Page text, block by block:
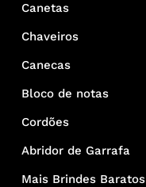
Canetas
Chaveiros
Canecas
Bloco de notas
Cordões
Abridor de Garrafa
Mais Brindes Baratos